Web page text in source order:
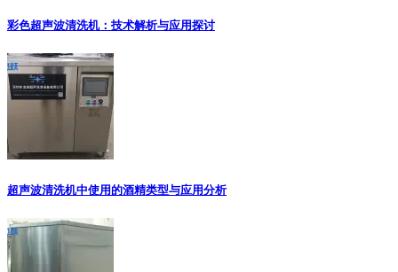
彩色超声波清洗机：技术解析与应用探讨
超声波清洗机中使用的酒精类型与应用分析